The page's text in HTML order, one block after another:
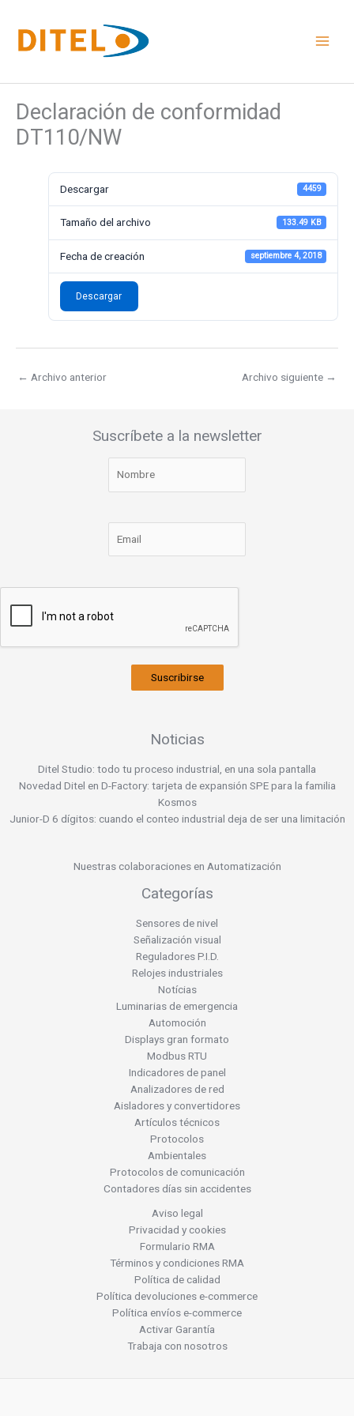
contenido
Declaración de conformidad
DT110/NW
Descargar 4459
Tamaño del archivo 133.49 KB
Fecha de creación septiembre 4, 2018
Descargar
← Archivo anterior Archivo siguiente →
Suscríbete a la newsletter
Suscribirse
Noticias
Ditel Studio: todo tu proceso industrial, en una sola pantalla
Novedad Ditel en D-Factory: tarjeta de expansión SPE para la familia
Kosmos
Junior-D 6 dígitos: cuando el conteo industrial deja de ser una limitación
Nuestras colaboraciones en Automatización
Categorías
Sensores de nivel
Señalización visual
Reguladores P.I.D.
Relojes industriales
Notícias
Luminarias de emergencia
Automoción
Displays gran formato
Modbus RTU
Indicadores de panel
Analizadores de red
Aisladores y convertidores
Artículos técnicos
Protocolos
Ambientales
Protocolos de comunicación
Contadores días sin accidentes
Aviso legal
Privacidad y cookies
Formulario RMA
Términos y condiciones RMA
Política de calidad
Política devoluciones e-commerce
Política envíos e-commerce
Activar Garantía
Trabaja con nosotros